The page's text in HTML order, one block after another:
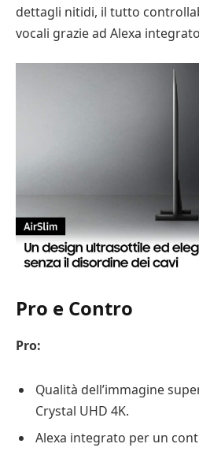
dettagli nitidi, il tutto
vocali grazie ad Alexa
Pro e Contro
Pro:
Qualità dell’immagine
Crystal UHD 4K.
Alexa integrato per un